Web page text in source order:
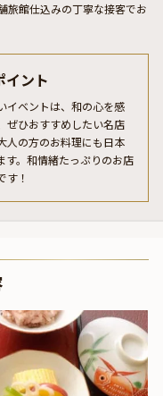
旅館仕込みの丁寧な接客でお
イント
イベントは、和の心を感
ぜひおすすめしたい名店
人の方のお料理にも日本
す。和情緒たっぷりのお店
す！